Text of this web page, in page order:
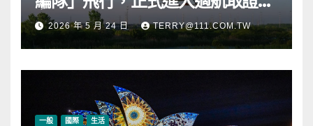
段2026 年 5 月 24 日 TERRY@111.COM.TW
一般 國際 生活